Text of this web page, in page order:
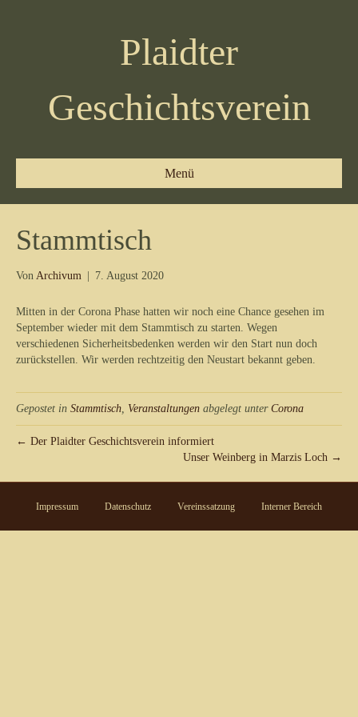
Plaidter
Geschichtsverein
Menü
Stammtisch
Von Archivum 7. August 2020
Mitten in der Corona Phase hatten wir noch eine Chance gesehen im
September wieder mit dem Stammtisch zu starten. Wegen
verschiedenen Sicherheitsbedenken werden wir den Start nun doch
zurückstellen. Wir werden rechtzeitig den Neustart bekannt geben.
Gepostet in Stammtisch, Veranstaltungen abgelegt unter Corona
← Der Plaidter Geschichtsverein informiert
Unser Weinberg in Marzis Loch →
Impressum Datenschutz Vereinssatzung Interner Bereich